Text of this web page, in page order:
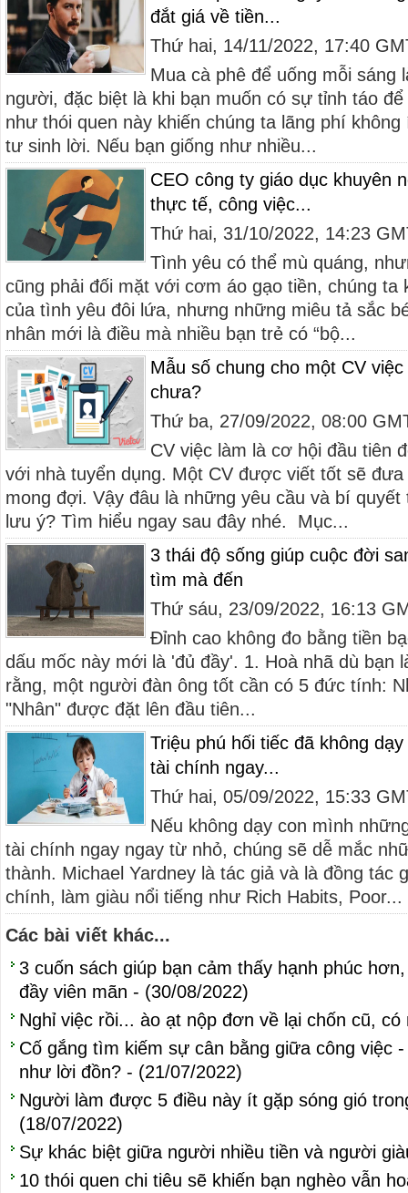
đắt giá về tiền...
Thứ hai, 14/11/2022, 17:40
Mua cà phê để uống mỗi sáng
người, đặc biệt là khi bạn muốn có sự tỉnh táo
như thói quen này khiến chúng ta lãng phí
tư sinh lời. Nếu bạn giống như nhiều...
CEO công ty giáo dục khuyên
thực tế, công việc...
Thứ hai, 31/10/2022, 14:23
Tình yêu có thể mù quáng,
cũng phải đối mặt với cơm áo gạo tiền, chúng ta
của tình yêu đôi lứa, nhưng những miêu tả sắc
nhân mới là điều mà nhiều bạn trẻ có “bộ...
Mẫu số chung cho một CV
chưa?
Thứ ba, 27/09/2022, 08:00
CV việc làm là cơ hội đầu tiên
với nhà tuyển dụng. Một CV được viết tốt sẽ
mong đợi. Vậy đâu là những yêu cầu và bí quyết
lưu ý? Tìm hiểu ngay sau đây nhé. Mục...
3 thái độ sống giúp cuộc đời
tìm mà đến
Thứ sáu, 23/09/2022, 16:13
Đỉnh cao không đo bằng tiền
dấu mốc này mới là 'đủ đầy'. 1. Hoà nhã dù bạn
rằng, một người đàn ông tốt cần có 5 đức tính:
"Nhân" được đặt lên đầu tiên...
Triệu phú hối tiếc đã không
tài chính ngay...
Thứ hai, 05/09/2022, 15:33
Nếu không dạy con mình
tài chính ngay ngay từ nhỏ, chúng sẽ dễ mắc
thành. Michael Yardney là tác giả và là đồng tác
chính, làm giàu nổi tiếng như Rich Habits, Poor...
Các bài viết khác...
3 cuốn sách giúp bạn cảm thấy hạnh phúc
đầy viên mãn - (30/08/2022)
Nghỉ việc rồi... ào ạt nộp đơn về lại chốn cũ,
Cố gắng tìm kiếm sự cân bằng giữa công việc
như lời đồn? - (21/07/2022)
Người làm được 5 điều này ít gặp sóng gió
(18/07/2022)
Sự khác biệt giữa người nhiều tiền và người
10 thói quen chi tiêu sẽ khiến bạn nghèo vẫn